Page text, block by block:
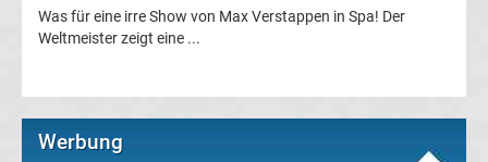
Tabelle
League
Was für eine irre Show von Max Verstappen in Spa! Der
Weltmeister zeigt eine ...
Werbung